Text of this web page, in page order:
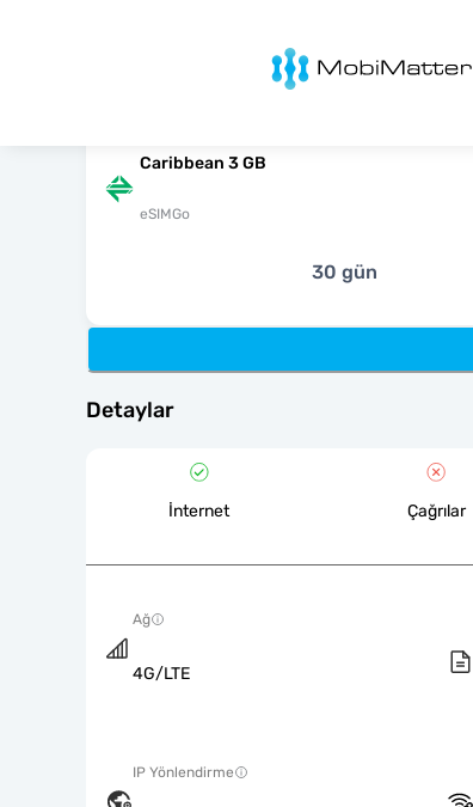
MobiMatter
Caribbean 3 GB
eSIMGo
30 gün
Detaylar
İnternet Çağrılar
Ağ
4G/LTE
IP Yönlendirme